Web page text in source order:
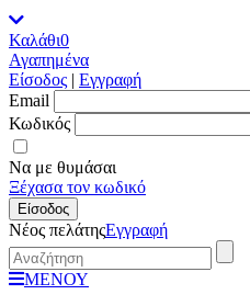
Καλάθι0
Αγαπημένα
Είσοδος | Εγγραφή
Εmail
Κωδικός
Να με θυμάσαι
Ξέχασα τον κωδικό
Είσοδος
Νέος πελάτηςΕγγραφή
ΜΕΝΟΥ